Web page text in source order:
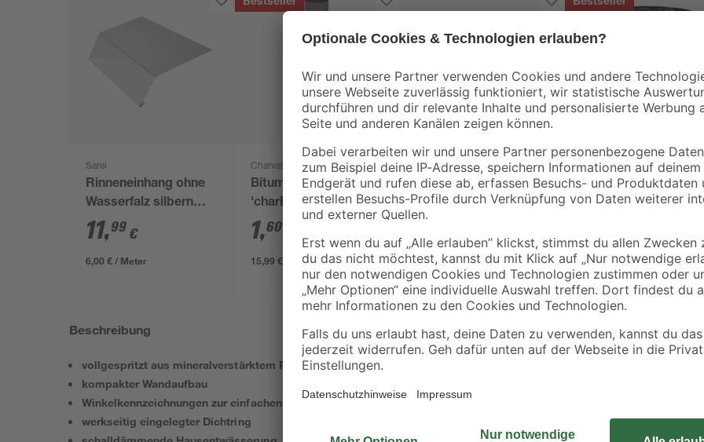
Sarei
Rinneneinhang ohne
Wasserfalz silbern
200 cm
11,99 €
6,00 € / Meter
Bestseller
Charvat
Bitumen-Dachbahn
'charBIT R333'
besandet schwarz
100 x 1000 cm
1,60
/ m²
15,99 € / Pack
Sarei
Ortgangblech silbern
100 x 0,07 cm
7
7,29 € / Meter
Bestseller
MEM
Bitumen-Kaltkleber
10 kg
13
1,40 € / Kilogramm
Beschreibung
vollgespritzt aus mineralverstärktem PP-MD
kompakter Wandaufbau
Winkelkennzeichnungen zur einfachen Montage (45° Intervalle)
werkseitig eingelegter Dichtring
dBlue – das schalldämmende
überzeugt durch seine
durchdachtes
mineralverstärktem Polypropylen
110 gemäß DIN EN 1451-1 ab.